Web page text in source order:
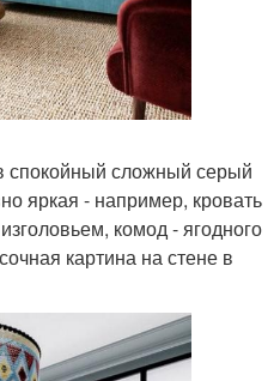
сложный серый
яркая - например, кровать
комод - ягодного
картина на стене в